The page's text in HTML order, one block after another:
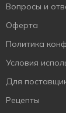
Вопросы и
Оферта
Политика
Условия
Для
Рецепты